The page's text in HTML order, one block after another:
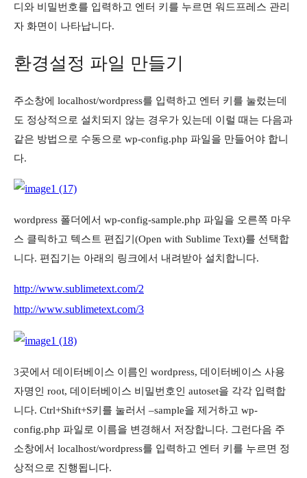
디와 비밀번호를 입력하고 엔터 키를 누르면 워드프레스 관리
자 화면이 나타납니다.
환경설정 파일 만들기
주소창에 localhost/wordpress를 입력하고 엔터 키를 눌렀는데
도 정상적으로 설치되지 않는 경우가 있는데 이럴 때는 다음과
같은 방법으로 수동으로 wp-config.php 파일을 만들어야 합니
다.
wordpress 폴더에서 wp-config-sample.php 파일을 오른쪽 마우
스 클릭하고 텍스트 편집기(Open with Sublime Text)를 선택합
니다. 편집기는 아래의 링크에서 내려받아 설치합니다.
http://www.sublimetext.com/2
http://www.sublimetext.com/3
3곳에서 데이터베이스 이름인 wordpress, 데이터베이스 사용
자명인 root, 데이터베이스 비밀번호인 autoset을 각각 입력합
니다. Ctrl+Shift+S키를 눌러서 –sample을 제거하고 wp-
config.php 파일로 이름을 변경해서 저장합니다. 그런다음 주
소창에서 localhost/wordpress를 입력하고 엔터 키를 누르면 정
상적으로 진행됩니다.